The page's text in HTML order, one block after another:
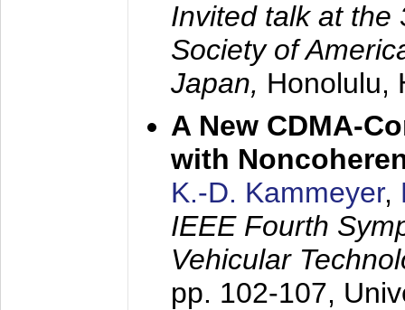
Invited talk at the
Society of
Japan, Honolulu,
A New CDMA-
with
K.-D. Kammeyer,
IEEE Fourth
Vehicular
pp. 102-107,